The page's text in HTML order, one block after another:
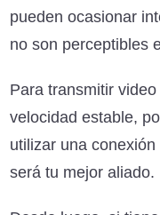
pueden ocasionar
no son perceptibles
Para transmitir
velocidad estable,
utilizar una
será tu mejor aliado.